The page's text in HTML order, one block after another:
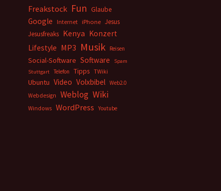
Freakstock Fun Glaube
Google Internet iPhone Jesus
Jesusfreaks Kenya Konzert
Lifestyle MP3 Musik Reisen
Social-Software Software
Spam
Stuttgart
Telefon Tipps TWiki
Ubuntu Video Volxbibel Web2.0
Webdesign
Weblog Wiki
Windows WordPress Youtube